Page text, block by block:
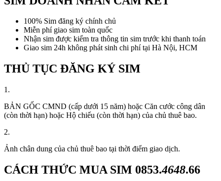
100% Sim đăng ký chính chủ
Miễn phí giao sim toàn quốc
Nhận sim được kiểm tra thông tin sim trước khi thanh toán
Giao sim 24h không phát sinh chi phí tại Hà Nội, HCM
THỦ TỤC ĐĂNG KÝ SIM
1.
BẢN GỐC CMND (cấp dưới 15 năm) hoặc Căn cước công dân
(còn thời hạn) hoặc Hộ chiếu (còn thời hạn) của chủ thuê bao.
2.
Ảnh chân dung của chủ thuê bao tại thời điểm giao dịch.
CÁCH THỨC MUA SIM 0853.4648.66